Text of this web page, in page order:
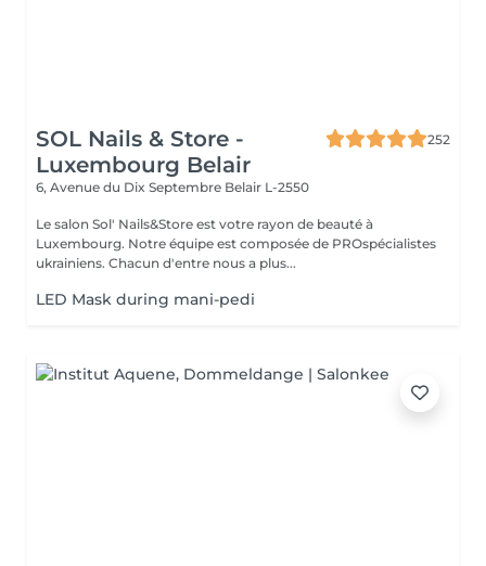
SOL Nails & Store -
Luxembourg Belair
252
6, Avenue du Dix Septembre Belair L-2550
Le salon Sol' Nails&Store est votre rayon de beauté à
Luxembourg. Notre équipe est composée de PROspécialistes
ukrainiens. Chacun d'entre nous a plus...
LED Mask during mani-pedi